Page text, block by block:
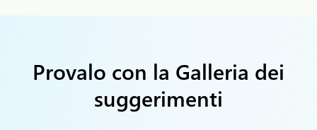
Provalo con la Galleria dei
suggerimenti